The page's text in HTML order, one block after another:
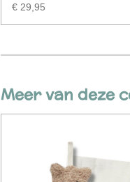
€ 29,95
Meer van deze